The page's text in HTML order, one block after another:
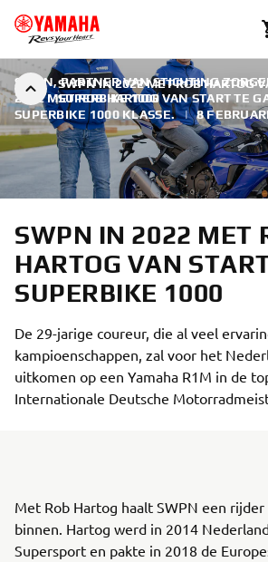
SWPN IN 2022 MET ROB HARTOG
SUPERBIKE 1000
SWPN, PARTNER VAN STICHTING
2022 MET ROB HARTOG VAN START TE
SUPERBIKE 1000 KLASSE. | 8
SWPN IN 2022 MET
HARTOG VAN
SUPERBIKE 1000
De 29-jarige coureur, die al veel
kampioenschappen, zal voor het
uitkomen op een Yamaha R1M in de
Internationale Deutsche
Met Rob Hartog haalt SWPN een
binnen. Hartog werd in 2014
Supersport en pakte in 2018 de